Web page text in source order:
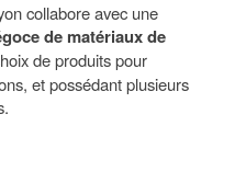
collabore avec une
de matériaux de
de produits pour
et possédant plusieurs